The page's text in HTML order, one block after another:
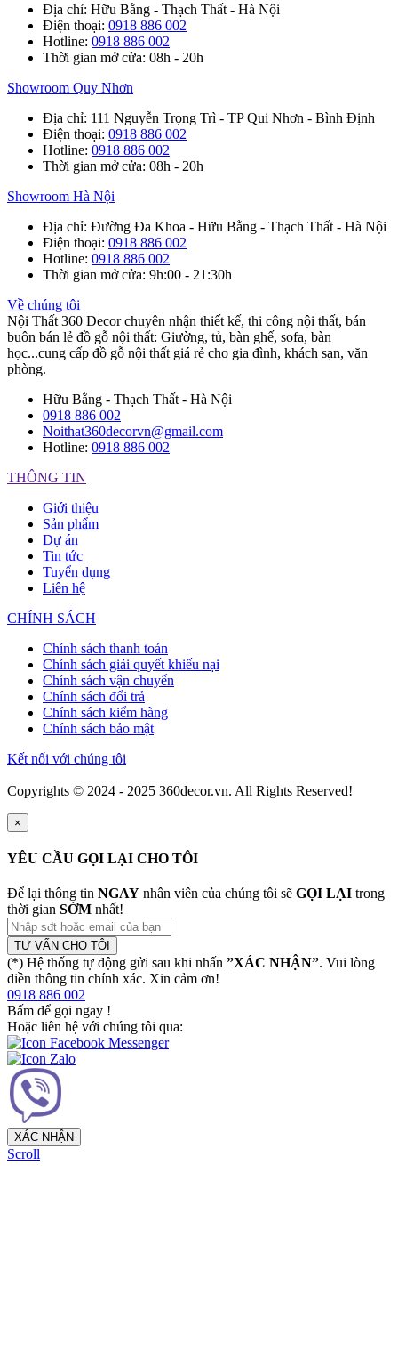
Địa chỉ: Hữu Bằng - Thạch Thất - Hà Nội
Điện thoại: 0918 886 002
Hotline: 0918 886 002
Thời gian mở cửa: 08h - 20h
Showroom Quy Nhơn
Địa chỉ: 111 Nguyễn Trọng Trì - TP Qui Nhơn - Bình Định
Điện thoại: 0918 886 002
Hotline: 0918 886 002
Thời gian mở cửa: 08h - 20h
Showroom Hà Nội
Địa chỉ: Đường Đa Khoa - Hữu Bằng - Thạch Thất - Hà Nội
Điện thoại: 0918 886 002
Hotline: 0918 886 002
Thời gian mở cửa: 9h:00 - 21:30h
Về chúng tôi
Nội Thất 360 Decor chuyên nhận thiết kế, thi công nội thất, bán
buôn bán lẻ đồ gỗ nội thất: Giường, tủ, bàn ghế, sofa, bàn
học...cung cấp đồ gỗ nội thất giá rẻ cho gia đình, khách sạn, văn
phòng.
Hữu Bằng - Thạch Thất - Hà Nội
0918 886 002
Noithat360decorvn@gmail.com
Hotline: 0918 886 002
THÔNG TIN
Giới thiệu
Sản phẩm
Dự án
Tin tức
Tuyển dụng
Liên hệ
CHÍNH SÁCH
Chính sách thanh toán
Chính sách giải quyết khiếu nại
Chính sách vận chuyển
Chính sách đổi trả
Chính sách kiểm hàng
Chính sách bảo mật
Kết nối với chúng tôi
Copyrights © 2024 - 2025 360decor.vn. All Rights Reserved!
×
YÊU CẦU GỌI LẠI CHO TÔI
Để lại thông tin NGAY nhân viên của chúng tôi sẽ GỌI LẠI trong
thời gian SỚM nhất!
TƯ VẤN CHO TÔI
(*) Hệ thống tự động gửi sau khi nhấn ”XÁC NHẬN”. Vui lòng
điền thông tin chính xác. Xin cảm ơn!
0918 886 002
Bấm để gọi ngay !
Hoặc liên hệ với chúng tôi qua:
XÁC NHẬN
Scroll